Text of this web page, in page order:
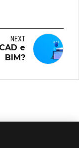
NEXT
e
BIM?